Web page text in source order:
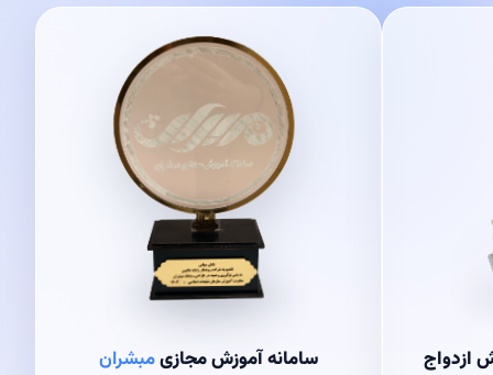
سامانه آموزش مجازیمبشران ازدواج